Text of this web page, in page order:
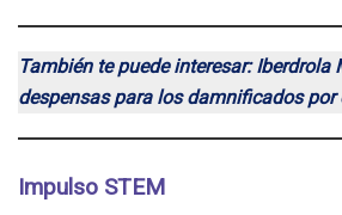
También te puede interesar: Iberdrola
despensas para los damnificados por
Impulso STEM